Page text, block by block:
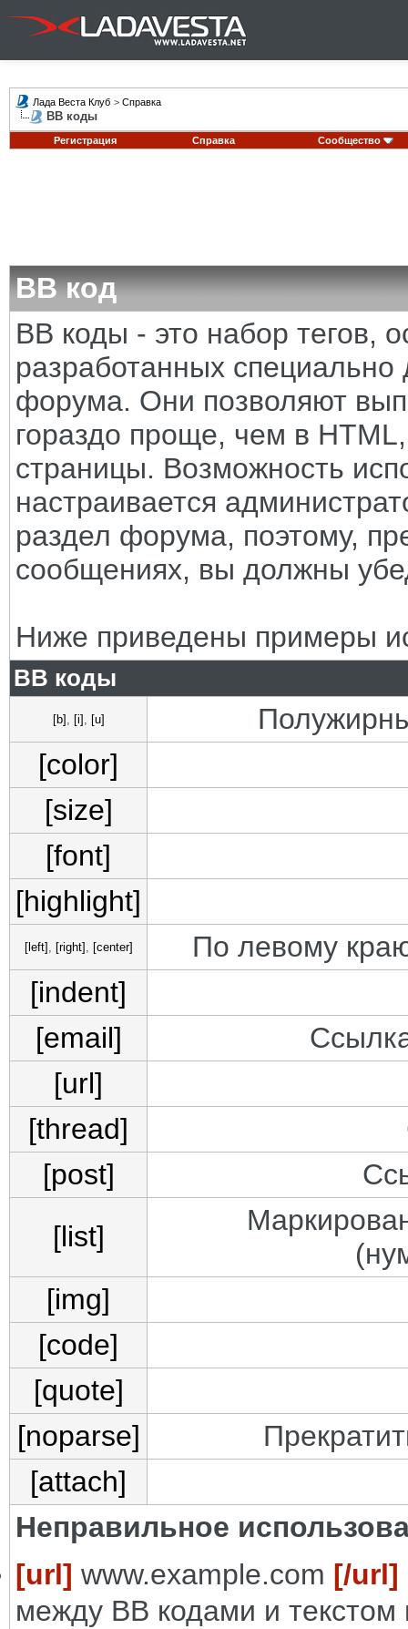
Лада Веста Клуб > Справка
BB коды
Регистрация Справка Сообщество
BB код
BB коды - это набор тегов,
разработанных
форума. Они позволяют
гораздо проще, чем в
страницы. Возможность
настраивается
раздел форума, поэтому,
сообщениях, вы должны
Ниже приведены примеры
BB коды
[b] , [i] , [u]
[color]
[size]
[font]
[highlight]
[left] , [right] , [center]
По левому
[indent]
[email]
[url]
[thread]
[post]
[list]
[img]
[code]
[quote]
[noparse]
[attach]
Неправильное
[url] www.example.com [/url]
между BB кодами и текстом